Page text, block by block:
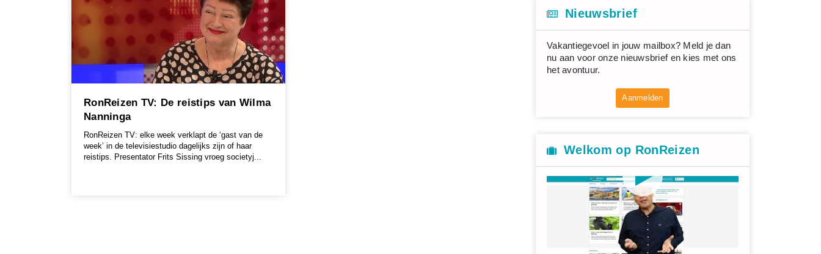
RonReizen TV: De reistips van Wilma
Nanninga
RonReizen TV: elke week verklapt de ‘gast van de
week’ in de televisiestudio dagelijks zijn of haar
reistips. Presentator Frits Sissing vroeg societyj...
Nieuwsbrief
Vakantiegevoel in jouw mailbox? Meld je dan
nu aan voor onze nieuwsbrief en kies met ons
het avontuur.
Aanmelden
Welkom op RonReizen